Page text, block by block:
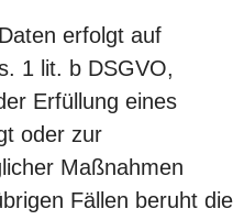
erfolgt auf
1 lit. b DSGVO,
Erfüllung eines
oder zur
Maßnahmen
Fällen beruht die